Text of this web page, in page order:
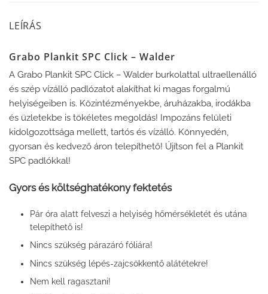
LEÍRÁS
Grabo Plankit SPC Click – Walder
A Grabo Plankit SPC Click – Walder burkolattal ultraellenálló
és szép vízálló padlózatot alakíthat ki magas forgalmú
helyiségeiben is. Közintézményekbe, áruházakba, irodákba
és üzletekbe is tökéletes megoldás! Impozáns felületi
kidolgozottsága mellett, tartós és vízálló. Könnyedén,
gyorsan és kedvező áron telepíthető! Újítson fel a Plankit
SPC padlókkal!
Gyors és költséghatékony fektetés
Pár óra alatt felveszi a helyiség hőmérsékletét és utána
telepíthető is!
Nincs szükség párazáró fóliára!
Nincs szükség lépés-zajcsökkentő alátétekre!
Nem kell ragasztani!